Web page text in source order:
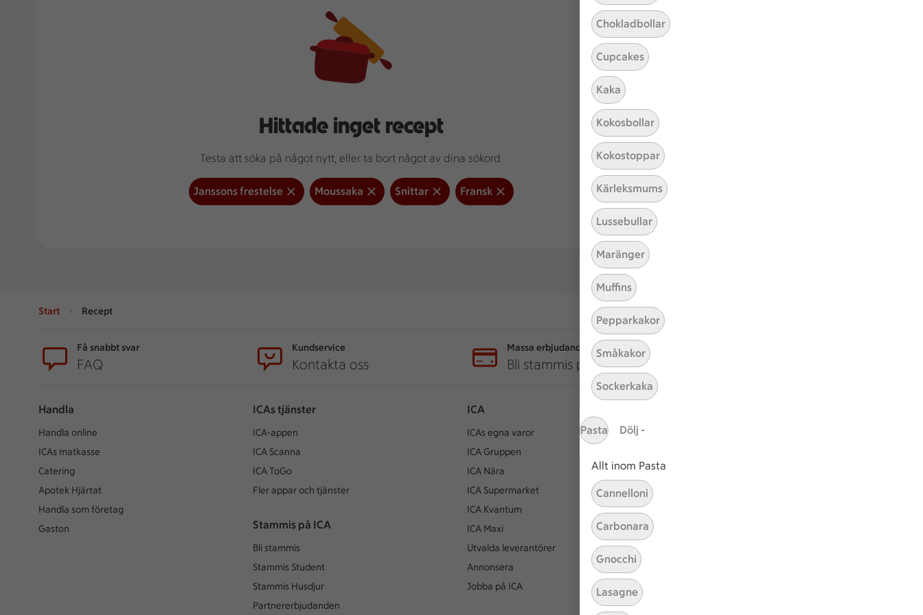
Chokladbollar
Cupcakes
Kaka
Kokosbollar
Kokostoppar
Kärleksmums
Lussebullar
Maränger
Muffins
Pepparkakor
Småkakor
Sockerkaka
Pasta Dölj -
Allt inom Pasta
Cannelloni
Carbonara
Gnocchi
Lasagne
Hittade inget recept
Testa att söka på något nytt, eller ta bort något av dina sökord.
Janssons frestelse Moussaka Snittar Fransk
Start Recept
Få snabbt svar
FAQ
Kundservice
Kontakta oss
Massa erbjudanden
Bli stammis på ICA
Handla
Handla online
ICAs matkasse
Catering
Apotek Hjärtat
Handla som företag
Gaston
ICAs tjänster
ICA-appen
ICA Scanna
ICA ToGo
Fler appar och tjänster
Stammis på ICA
Bli stammis
Stammis Student
Stammis Husdjur
Partnererbjudanden
ICA
ICAs egna varor
ICA Gruppen
ICA Nära
ICA Supermarket
ICA Kvantum
ICA Maxi
Utvalda leverantörer
Annonsera
Jobba på ICA